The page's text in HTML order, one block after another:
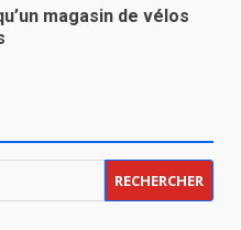
magasin de vélos